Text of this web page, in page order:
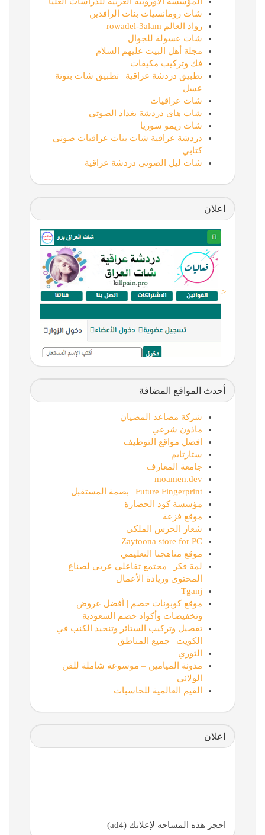
شات رومانسيات بنات الرافدين
رواد العالم rowadel-3alam
شات عسولة للجوال
مجلة أهل البيت عليهم السلام
فك وتركيب مكيفات
تطبيق دردشة عراقية | تطبيق شات بنوتة
عسل
شات عراقيات
شات هاي دردشة بغداد الصوتي
شات ريمو سوريا
دردشة عراقية شات بنات عراقيات صوتي
كتابي
شات ليل الصوتي دردشة عراقية
اعلان
<
أحدث المواقع المضافة
شركة مصاعد المضيان
ماذون شرعي
افضل مواقع التوظيف
ستارتايم
جامعة المعارف
moamen.dev
Future Fingerprint | بصمة المستقبل
مؤسسة كود الحضارة
موقع فزعة
شعار الحرس الملكي
Zaytoona store for PC
موقع مناهجنا التعليمي
لمة فكر | مجتمع تفاعلي عربي لصناع
المحتوى وريادة الأعمال
Tganj
موقع كوبونات خصم | أفضل عروض
وتخفيضات وأكواد خصم السعودية
تفصيل وتركيب الستائر وتنجيد الكنب في
الكويت | جميع المناطق
الثوري
مدونة الميامين – موسوعة شاملة للفن
الولائي
القيم العالمية للحاسبات
اعلان
احجز هذه المساحه لإعلانك (ad4)